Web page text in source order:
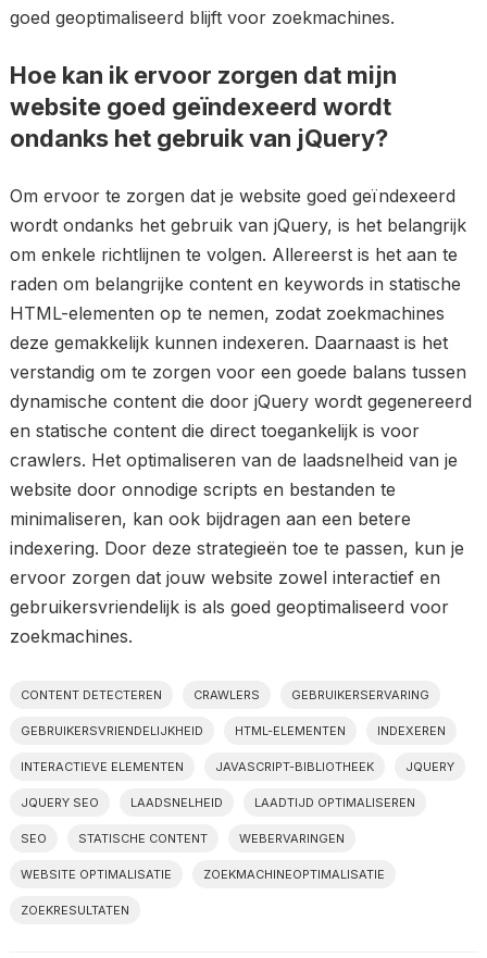
goed geoptimaliseerd blijft voor zoekmachines.
Hoe kan ik ervoor zorgen dat mijn
website goed geïndexeerd wordt
ondanks het gebruik van jQuery?
Om ervoor te zorgen dat je website goed geïndexeerd
wordt ondanks het gebruik van jQuery, is het belangrijk
om enkele richtlijnen te volgen. Allereerst is het aan te
raden om belangrijke content en keywords in statische
HTML-elementen op te nemen, zodat zoekmachines
deze gemakkelijk kunnen indexeren. Daarnaast is het
verstandig om te zorgen voor een goede balans tussen
dynamische content die door jQuery wordt gegenereerd
en statische content die direct toegankelijk is voor
crawlers. Het optimaliseren van de laadsnelheid van je
website door onnodige scripts en bestanden te
minimaliseren, kan ook bijdragen aan een betere
indexering. Door deze strategieën toe te passen, kun je
ervoor zorgen dat jouw website zowel interactief en
gebruikersvriendelijk is als goed geoptimaliseerd voor
zoekmachines.
CONTENT DETECTEREN CRAWLERS GEBRUIKERSERVARING
GEBRUIKERSVRIENDELIJKHEID HTML-ELEMENTEN INDEXEREN
INTERACTIEVE ELEMENTEN JAVASCRIPT-BIBLIOTHEEK JQUERY
JQUERY SEO LAADSNELHEID LAADTIJD OPTIMALISEREN
SEO STATISCHE CONTENT WEBERVARINGEN
WEBSITE OPTIMALISATIE ZOEKMACHINEOPTIMALISATIE
ZOEKRESULTATEN